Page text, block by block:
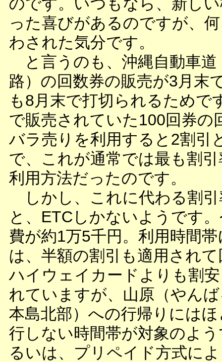
った喜びがあるのですが、
わされた気分です。
と言うのも、沖縄自動車道
路）の回数券の販売が3月末
も8月末で打切られるためで
で販売されていた100回券の
バラ売りを利用すると2割引
で、これが通常では最も割
利用方法だったのです。
しかし、これに代わる割引
と、ETCしかないようです
費が約1万5千円。利用時間
は、半額の割引も適用され
ハイウェイカードよりも割
れていますが、山原（やん
本島北部）への行帰りには
行しない時間帯が対象のよ
るいは、プリペイド方式に